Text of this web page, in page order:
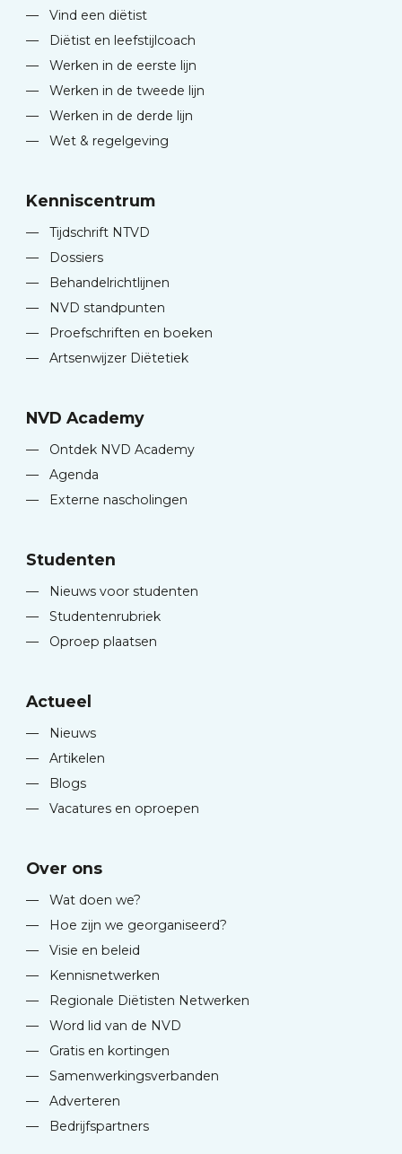
—
Vind een diëtist
—
Diëtist en leefstijlcoach
—
Werken in de eerste lijn
—
Werken in de tweede lijn
—
Werken in de derde lijn
—
Wet & regelgeving
Kenniscentrum
—
Tijdschrift NTVD
—
Dossiers
—
Behandelrichtlijnen
—
NVD standpunten
—
Proefschriften en boeken
—
Artsenwijzer Diëtetiek
NVD Academy
—
Ontdek NVD Academy
—
Agenda
—
Externe nascholingen
Studenten
—
Nieuws voor studenten
—
Studentenrubriek
—
Oproep plaatsen
Actueel
—
Nieuws
—
Artikelen
—
Blogs
—
Vacatures en oproepen
Over ons
—
Wat doen we?
—
Hoe zijn we georganiseerd?
—
Visie en beleid
—
Kennisnetwerken
—
Regionale Diëtisten Netwerken
—
Word lid van de NVD
—
Gratis en kortingen
—
Samenwerkingsverbanden
—
Adverteren
—
Bedrijfspartners